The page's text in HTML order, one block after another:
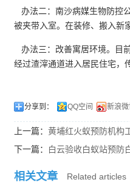
办法二：南沙病媒生物防控
被夹带入室。在装修、搬入新
办法三：改善寓居环境。目
经过渣滓通道进入居民住宅，
分享到： QQ空间 新浪
上一篇： 黄埔红火蚁预防机构
下一篇：
白云验收白蚁站预防
相关文章 Related articles